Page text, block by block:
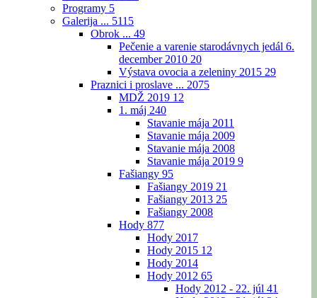
Programy 5
Galerija ... 5115
Obrok ... 49
Pečenie a varenie starodávnych jedál 6.
december 2010 20
Výstava ovocia a zeleniny 2015 29
Praznici i proslave ... 2075
MDŽ 2019 12
1. máj 240
Stavanie mája 2011
Stavanie mája 2009
Stavanie mája 2008
Stavanie mája 2019 9
Fašiangy 95
Fašiangy 2019 21
Fašiangy 2013 25
Fašiangy 2008
Hody 877
Hody 2017
Hody 2015 12
Hody 2014
Hody 2012 65
Hody 2012 - 22. júl 41